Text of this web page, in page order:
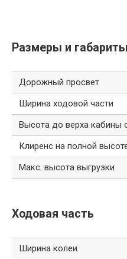
Размеры и габариты
Дорожный просвет
Ширина ходовой части
Высота до верха кабины
Клиренс на полной
Макс. высота выгрузки
Ходовая часть
Ширина колеи